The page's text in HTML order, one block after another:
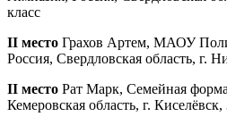
класс
II место Грахов Артем, МАОУ
Россия, Свердловская область, г.
II место Рат Марк, Семейная
Кемеровская область, г. Киселёвск,